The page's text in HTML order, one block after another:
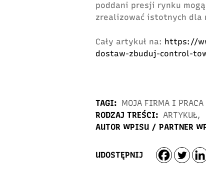
poddani presji rynku
zrealizować istotnych dla
Cały artykuł na: https://
dostaw-zbuduj-control-
TAGI: MOJA FIRMA I PRACA
RODZAJ TREŚCI: ARTYKUŁ,
AUTOR WPISU / PARTNER
UDOSTĘPNIJ